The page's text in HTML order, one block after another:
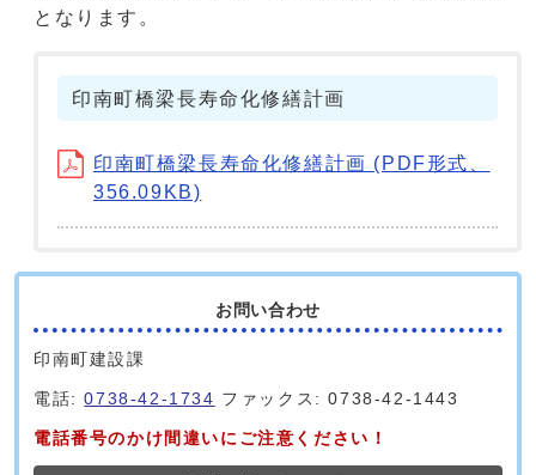
となります。
印南町橋梁長寿命化修繕計画
印南町橋梁長寿命化修繕計画 (PDF形式、
356.09KB)
お問い合わせ
印南町建設課
電話:0738-42-1734 ファックス: 0738-42-1443
電話番号のかけ間違いにご注意ください！